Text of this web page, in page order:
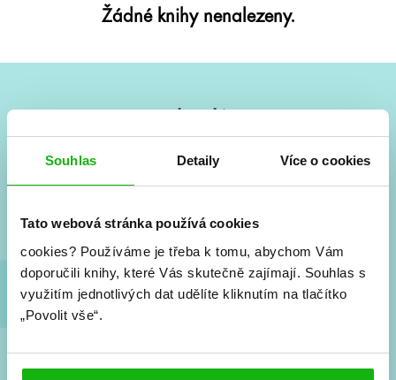
Souhlas Detaily Více o cookies
Tato webová stránka používá cookies
cookies? Používáme je třeba k tomu, abychom Vám
doporučili knihy, které Vás skutečně zajímají. Souhlas s
využitím jednotlivých dat udělíte kliknutím na tlačítko
„Povolit vše“.
Žádné knihy nenalezeny.
Vše kolem #youngadult každý měsíc rovnou do mailu!
a seriálové adaptace a další.
Souhlasím spodmínkami zpracování osobních údajů